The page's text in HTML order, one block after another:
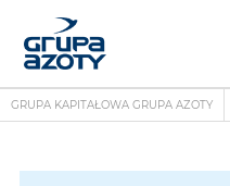
GRUPA KAPITAŁOWA GRUPA AZOTY